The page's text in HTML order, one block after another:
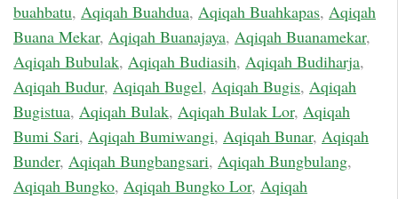
buahbatu, Aqiqah Buahdua, Aqiqah Buahkapas, Aqiqah
Buana Mekar, Aqiqah Buanajaya, Aqiqah Buanamekar,
Aqiqah Bubulak, Aqiqah Budiasih, Aqiqah Budiharja,
Aqiqah Budur, Aqiqah Bugel, Aqiqah Bugis, Aqiqah
Bugistua, Aqiqah Bulak, Aqiqah Bulak Lor, Aqiqah
Bumi Sari, Aqiqah Bumiwangi, Aqiqah Bunar, Aqiqah
Bunder, Aqiqah Bungbangsari, Aqiqah Bungbulang,
Aqiqah Bungko, Aqiqah Bungko Lor, Aqiqah